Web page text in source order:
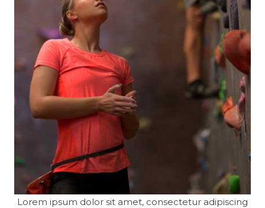
Lorem ipsum dolor sit amet, consectetur adipiscing